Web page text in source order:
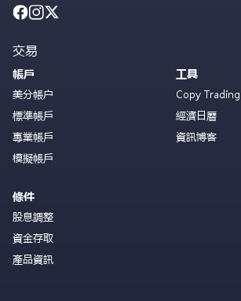
交易
帳戶
美分帳户
標準帳戶
專業帳戶
模擬帳戶
條件
股息調整
資金存取
產品資訊
工具
Copy
經濟日曆
資訊博客